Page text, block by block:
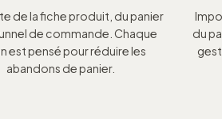
de la fiche produit, du panier
de commande. Chaque
est pensé pour réduire les
abandons de panier.
du